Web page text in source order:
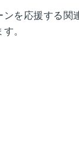
My
ンを応援する関
。